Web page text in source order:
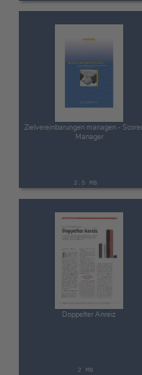
Zielvereinbarungen managen -
Manager
2.5 MB
Doppelter Anreiz
2 MB